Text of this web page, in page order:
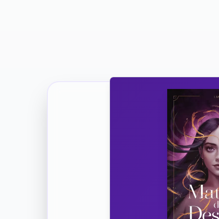
Vuoi
Ricevi la Tua Copia